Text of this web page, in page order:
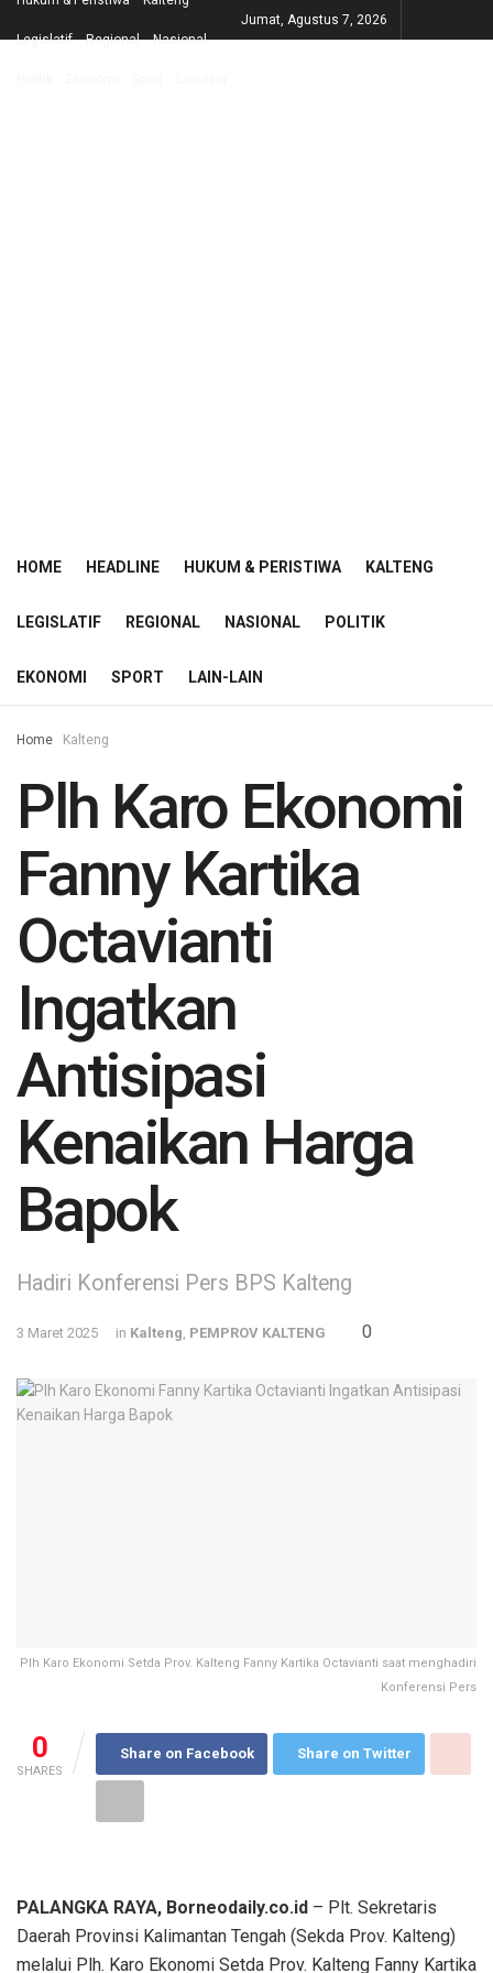
Legislatif Regional Nasional
Jumat, Agustus 7, 2026
HOME HEADLINE HUKUM & PERISTIWA KALTENG
LEGISLATIF REGIONAL NASIONAL POLITIK
EKONOMI SPORT LAIN-LAIN
Home Kalteng
Plh Karo Ekonomi
Fanny Kartika
Octavianti
Ingatkan
Antisipasi
Kenaikan Harga
Bapok
Hadiri Konferensi Pers BPS Kalteng
3 Maret 2025 in Kalteng, PEMPROV KALTENG 0
Plh Karo Ekonomi Setda Prov. Kalteng Fanny Kartika Octavianti saat menghadiri
Konferensi Pers
0
SHARES
Share on Facebook Share on Twitter
PALANGKA RAYA, Borneodaily.co.id – Plt. Sekretaris
Daerah Provinsi Kalimantan Tengah (Sekda Prov. Kalteng)
melalui Plh. Karo Ekonomi Setda Prov. Kalteng Fanny Kartika